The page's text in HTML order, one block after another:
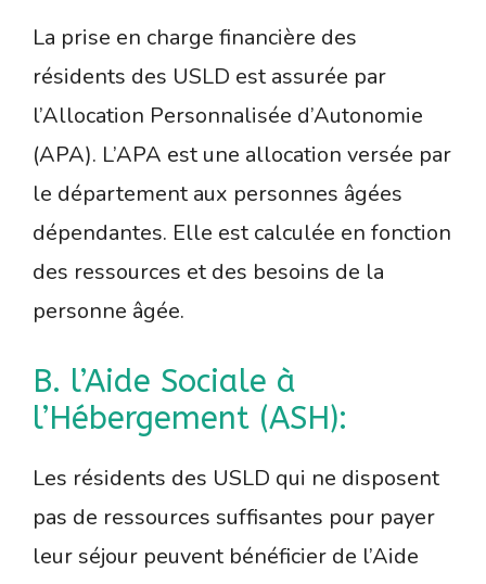
La prise en charge financière des
résidents des USLD est assurée par
l’Allocation Personnalisée d’Autonomie
(APA). L’APA est une allocation versée par
le département aux personnes âgées
dépendantes. Elle est calculée en fonction
des ressources et des besoins de la
personne âgée.
B. l’Aide Sociale à
l’Hébergement (ASH):
Les résidents des USLD qui ne disposent
pas de ressources suffisantes pour payer
leur séjour peuvent bénéficier de l’Aide